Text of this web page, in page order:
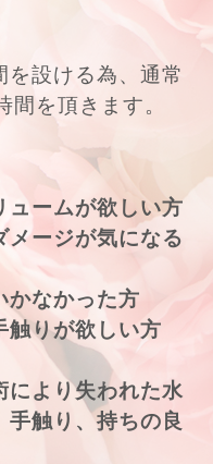
を設ける為、通常
間を頂きます。
ュームが欲しい方
メージが気になる
かなかった方
触りが欲しい方
により失われた水
手触り、持ちの良